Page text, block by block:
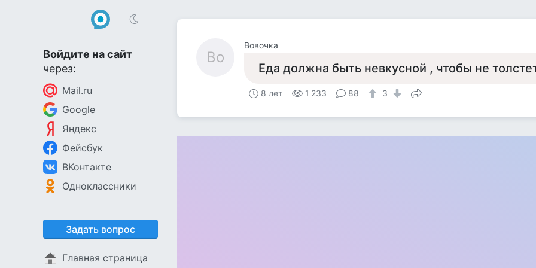
Войдите на сайт
через:
Mail.ru
Google
Яндекс
Фейсбук
ВКонтакте
Одноклассники
Задать вопрос
Главная страница
Во
Вовочка
Еда должна быть невкусной , чтобы не
8 лет 1 233 88 3